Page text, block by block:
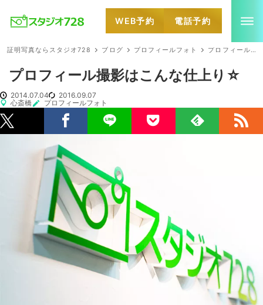
WEB予約 電話予約
証明写真ならスタジオ728 ブログ プロフィールフォト プロフィール撮影はこんな仕上り☆
プロフィール撮影はこんな仕上り☆
2014.07.04
2016.09.07
心斎橋
プロフィールフォト